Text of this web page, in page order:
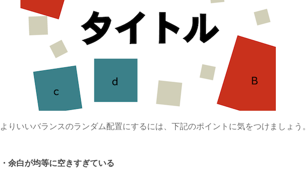
よりいいバランスのランダム配置にするには、下記のポイントに気をつけましょう。
・余白が均等に空きすぎている